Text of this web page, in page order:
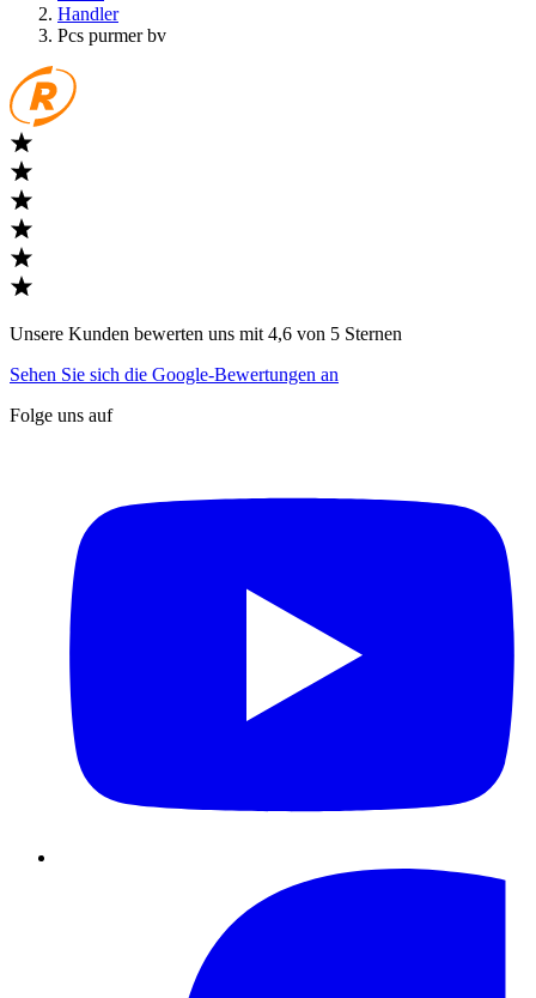
Handler
Pcs purmer bv
Unsere Kunden bewerten uns mit 4,6 von 5 Sternen
Sehen Sie sich die Google-Bewertungen an
Folge uns auf